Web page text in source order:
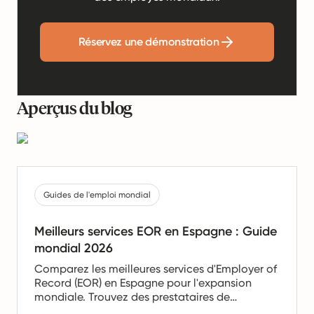
Réservez une démonstration
Aperçus du blog
Guides de l'emploi mondial
Meilleurs services EOR en Espagne : Guide
mondial 2026
Comparez les meilleures services d'Employer of
Record (EOR) en Espagne pour l'expansion
mondiale. Trouvez des prestataires de